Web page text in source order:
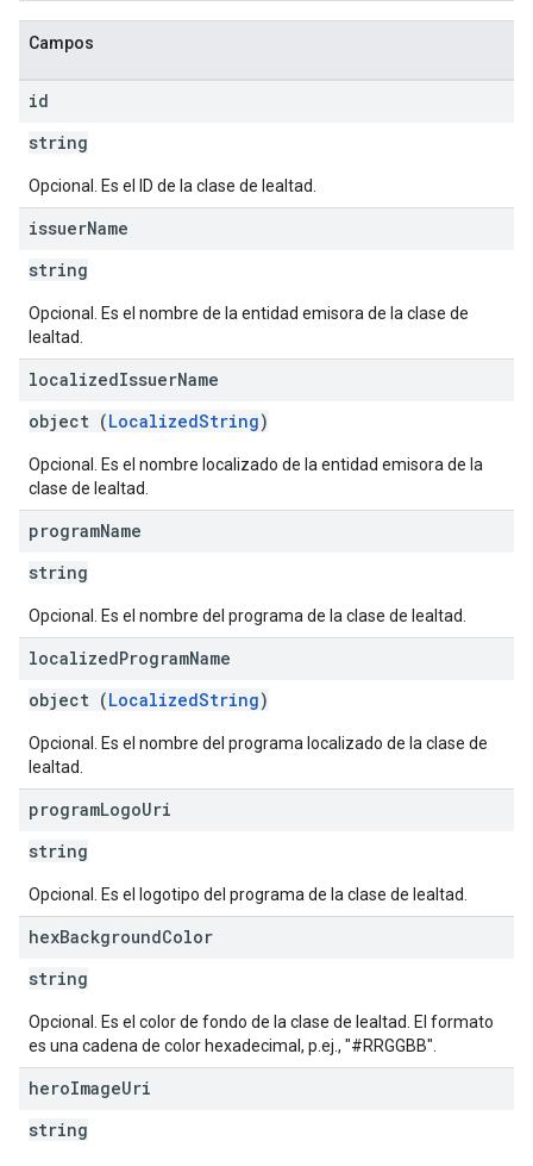
Campos
id
string
Opcional. Es el ID de la clase de lealtad.
issuerName
string
Opcional. Es el nombre de la entidad emisora de la clase de
lealtad.
localizedIssuerName
object (LocalizedString)
Opcional. Es el nombre localizado de la entidad emisora de la
clase de lealtad.
programName
string
Opcional. Es el nombre del programa de la clase de lealtad.
localizedProgramName
object (LocalizedString)
Opcional. Es el nombre del programa localizado de la clase de
lealtad.
programLogoUri
string
Opcional. Es el logotipo del programa de la clase de lealtad.
hexBackgroundColor
string
Opcional. Es el color de fondo de la clase de lealtad. El formato
es una cadena de color hexadecimal, p.ej., "#RRGGBB".
heroImageUri
string